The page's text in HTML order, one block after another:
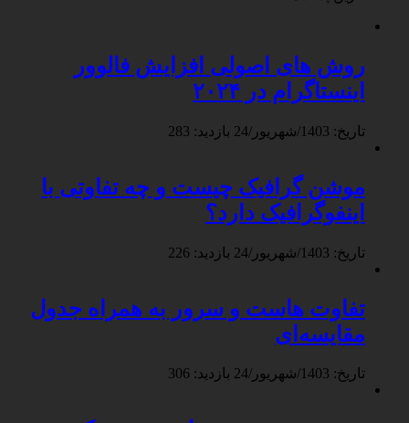
روش های اصولی افزایش فالوور
اینستاگرام در ۲۰۲۴
تاریخ: 1403/شهریور/24 بازدید: 283
موشن گرافیک چیست و چه تفاوتی با
اینفوگرافیک دارد؟
تاریخ: 1403/شهریور/24 بازدید: 226
تفاوت هاست و سرور به همراه جدول
مقایسه‌ای
تاریخ: 1403/شهریور/24 بازدید: 306